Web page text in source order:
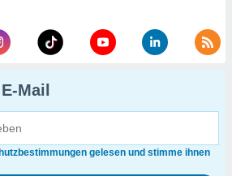
Mail
gelesen und stimme ihnen